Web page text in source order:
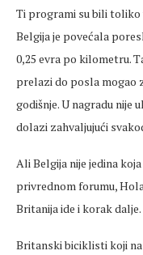
Ti programi su bili toliko
Belgija je povećala
0,25 evra po kilometru.
prelazi do posla mogao
godišnje. U nagradu nije
dolazi zahvaljujući
Ali Belgija nije jedina
privrednom forumu,
Britanija ide i korak dalje.
Britanski biciklisti koji